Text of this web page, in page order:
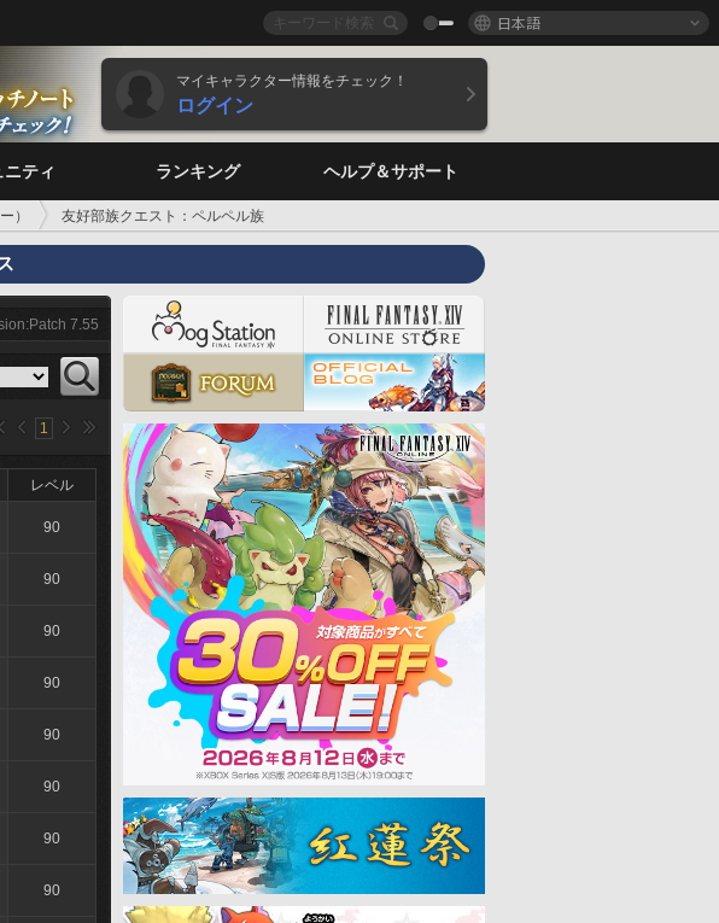
日本語
マイキャラクター情報をチェック！
ログイン
ニティ ランキング ヘルプ＆サポート
） 友好部族クエスト：ペルペル族
7.55
1
レベル
90
90
90
90
90
90
90
90